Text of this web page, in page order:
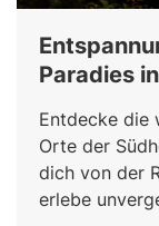
Paradies
Entdecke die
Orte der
dich von der
erlebe